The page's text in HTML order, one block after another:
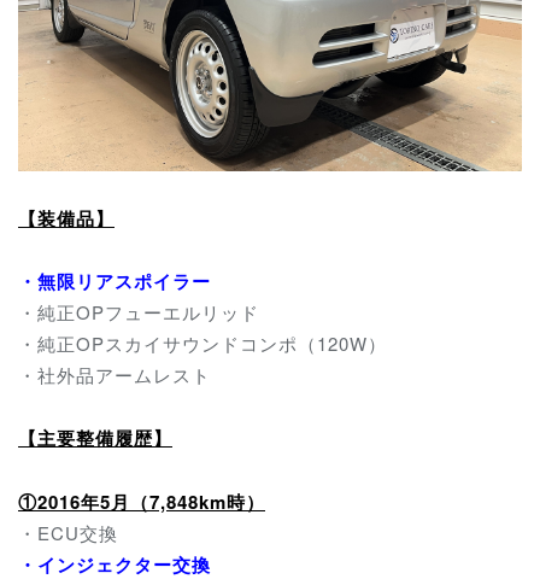
【装備品】
・無限リアスポイラー
・純正OPフューエルリッド
・純正OPスカイサウンドコンポ（120W）
・社外品アームレスト
【主要整備履歴】
①2016年5月（7,848km時）
・ECU交換
・インジェクター交換